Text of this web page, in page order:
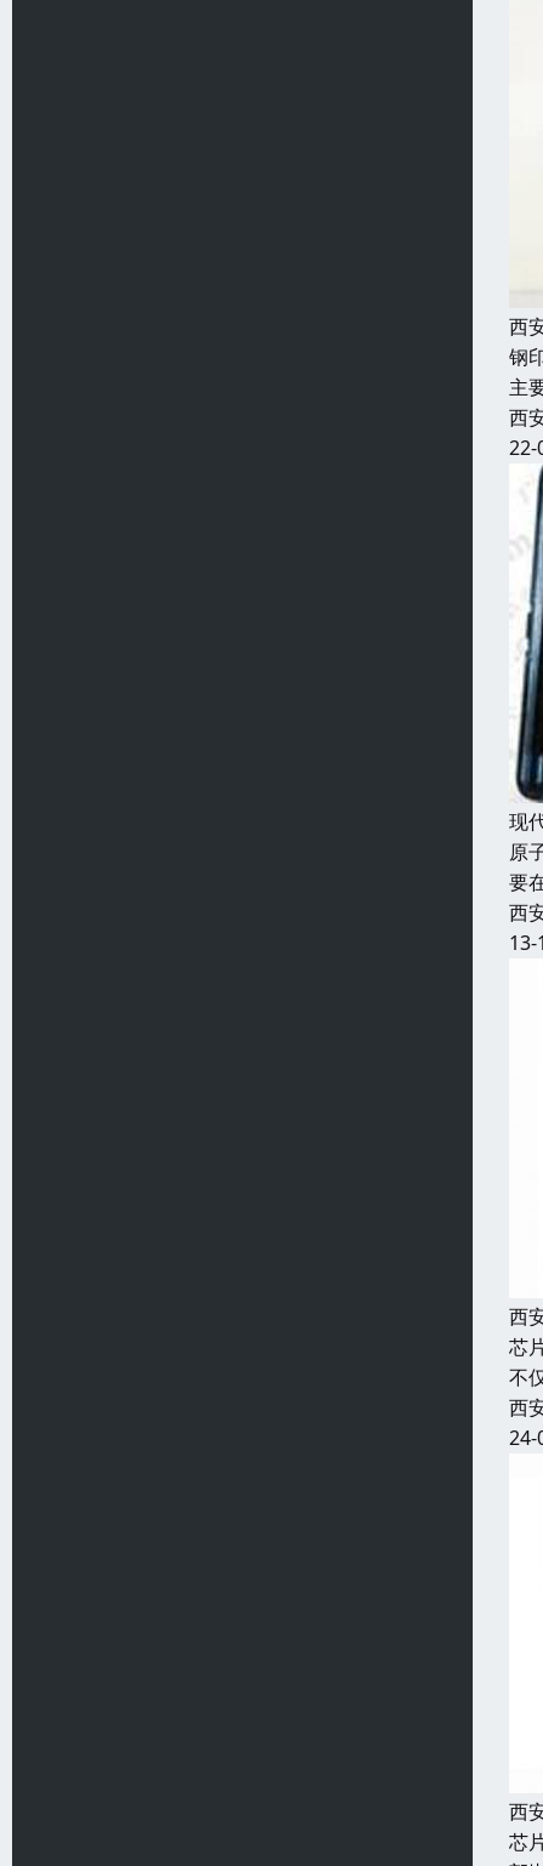
西
钢
主
西
22-
现
原
要
西
13-
西
芯
不
西
24-
西
芯